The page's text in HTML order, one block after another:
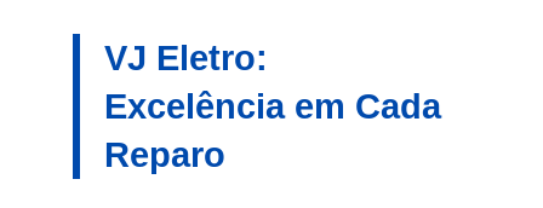
VJ Eletro:
Excelência em Cada
Reparo